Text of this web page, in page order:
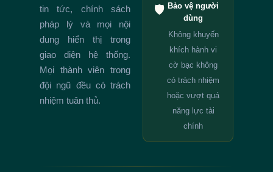
tin tức, chính sách
pháp lý và mọi nội
dung hiển thị trong
giao diện hệ thống.
Mọi thành viên trong
đội ngũ đều có trách
nhiệm tuân thủ.
🛡️ Bảo vệ người
dùng
Không khuyến
khích hành vi
cờ bạc không
có trách nhiệm
hoặc vượt quá
năng lực tài
chính